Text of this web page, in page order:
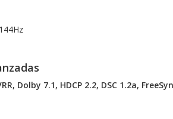
Dolby 7.1, HDCP 2.2, DSC 1.2a,